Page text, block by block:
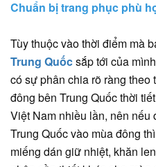
Chuẩn bị trang phục phù
Tùy thuộc vào thời điểm mà
Trung Quốcsắp tới của
có sự phân chia rõ ràng
đông bên Trung Quốc thời
Việt Nam nhiều lần, nên nếu
Trung Quốc vào mùa đông
miếng dán giữ nhiệt, khăn